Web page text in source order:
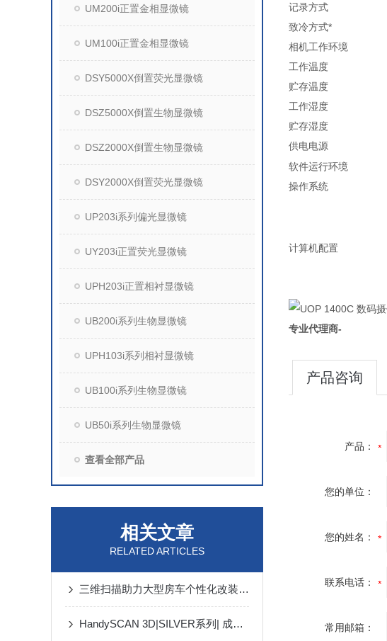
UM200i正置金相显微镜
UM100i正置金相显微镜
DSY5000X倒置荧光显微镜
DSZ5000X倒置生物显微镜
DSZ2000X倒置生物显微镜
DSY2000X倒置荧光显微镜
UP203i系列偏光显微镜
UY203i正置荧光显微镜
UPH203i正置相衬显微镜
UB200i系列生物显微镜
UPH103i系列相衬显微镜
UB100i系列生物显微镜
UB50i系列生物显微镜
查看全部产品
相关文章
RELATED ARTICLES
三维扫描助力大型房车个性化改装设计
HandySCAN 3D|SILVER系列| 成熟可靠、值得信赖、高性价比的专业级3D扫描仪
记录方式
致冷方式*
相机工作环境
工作温度
贮存温度
工作湿度
贮存湿度
供电电源
软件运行环境
操作系统
计算机配置
专业代理商-
产品咨询
产品：
您的单位：
您的姓名：
联系电话：
常用邮箱：